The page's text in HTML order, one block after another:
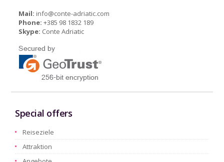
Mail: info@conte-adriatic.com
Phone: +385 98 1832 189
Skype: Conte Adriatic
Special offers
Reiseziele
Attraktion